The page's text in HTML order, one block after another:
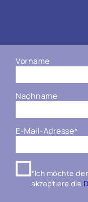
Vorname
Nachname
E-Mail-Adresse*
*Ich möchte
akzeptiere die